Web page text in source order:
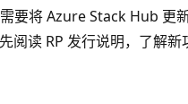
要将 Azure Stack Hub 更
阅读 RP 发行说明，了解